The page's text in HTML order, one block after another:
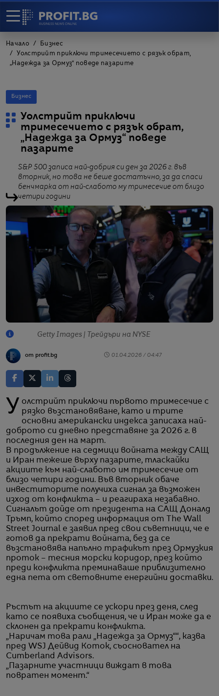
Начало
Бизнес
Уолстрийт приключи тримесечието с рязък обрат,
„Надежда за Ормуз“ поведе пазарите
Бизнес
Уолстрийт приключи
тримесечието с рязък обрат,
„Надежда за Ормуз“ поведе
пазарите
S&P 500 записа най-добрия си ден за 2026 г. във
вторник, но това не беше достатъчно, за да спаси
бенчмарка от най-слабото му тримесечие от близо
четири години
Getty Images | Трейдъри на NYSE
от profit.bg 01.04.2026 / 04:47
Уолстрийт приключи първото тримесечие с рязко възстановяване, като и трите
основни американски индекса записаха най-
доброто си дневно представяне за 2026 г. в
последния ден на март.
В продължение на седмици войната между САЩ
и Иран тежеше върху пазарите, тласкайки
акциите към най-слабото им тримесечие от
близо четири години. Във вторник обаче
инвеститорите получиха сигнал за възможен
изход от конфликта – и реагираха незабавно.
Сигналът дойде от президента на САЩ Доналд
Тръмп, който според информация от The Wall
Street Journal е заявил пред свои съветници, че е
готов да прекрати войната, без да се
възстановява напълно трафикът през Ормузкия
проток – тесния морски коридор, през който
преди конфликта преминаваше приблизително
една пета от световните енергийни доставки.
Ръстът на акциите се ускори през деня, след
като се появиха съобщения, че и Иран може да е
склонен да прекрати конфликта.
„Наричам това рали „Надежда за Ормуз““, казва
пред WSJ Дейвид Коток, съосновател на
Cumberland Advisors.
„Пазарните участници виждат в това
повратен момент.“